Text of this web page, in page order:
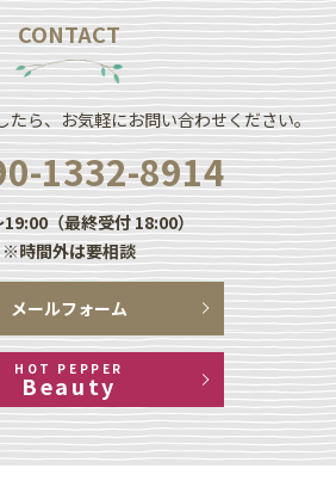
CONTACT
たら、お気軽にお問い合わせください。
1332-8914
（最終受付 18:00）
※時間外は要相談
メールフォーム
HOT PEPPER
Beauty